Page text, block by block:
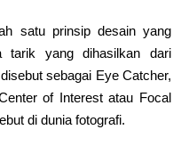
satu prinsip desain yang
tarik yang dihasilkan dari
sebagai Eye Catcher,
of Interest atau Focal
di dunia fotografi.